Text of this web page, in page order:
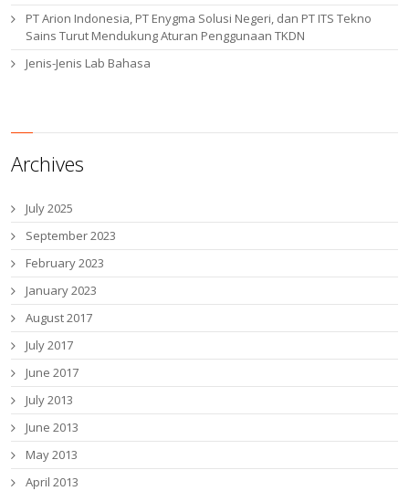
PT Arion Indonesia, PT Enygma Solusi Negeri, dan PT ITS Tekno
Sains Turut Mendukung Aturan Penggunaan TKDN
Jenis-Jenis Lab Bahasa
Archives
July 2025
September 2023
February 2023
January 2023
August 2017
July 2017
June 2017
July 2013
June 2013
May 2013
April 2013